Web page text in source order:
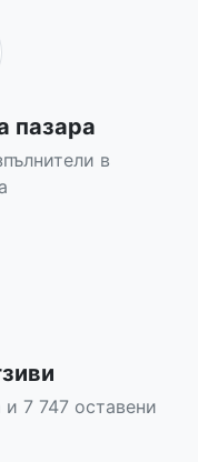
пазара
в
7 747 оставени